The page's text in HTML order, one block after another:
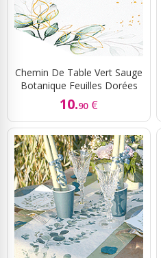
Chemin De Table Vert Sauge
Botanique Feuilles Dorées
10.90 €